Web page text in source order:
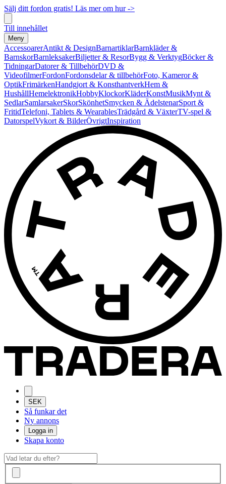
Sälj ditt fordon gratis! Läs mer om hur ->
Till innehållet
Meny
AccessoarerAntikt & DesignBarnartiklarBarnkläder &
BarnskorBarnleksakerBiljetter & ResorBygg & VerktygBöcker &
TidningarDatorer & TillbehörDVD &
VideofilmerFordonFordonsdelar & tillbehörFoto, Kameror &
OptikFrimärkenHandgjort & KonsthantverkHem &
HushållHemelektronikHobbyKlockorKläderKonstMusikMynt &
SedlarSamlarsakerSkorSkönhetSmycken & ÄdelstenarSport &
FritidTelefoni, Tablets & WearablesTrädgård & VäxterTV-spel &
DatorspelVykort & BilderÖvrigtInspiration
SEK
Så funkar det
Ny annons
Logga in
Skapa konto